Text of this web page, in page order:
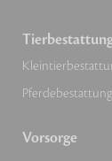
Pferdebestattung
Vorsorge